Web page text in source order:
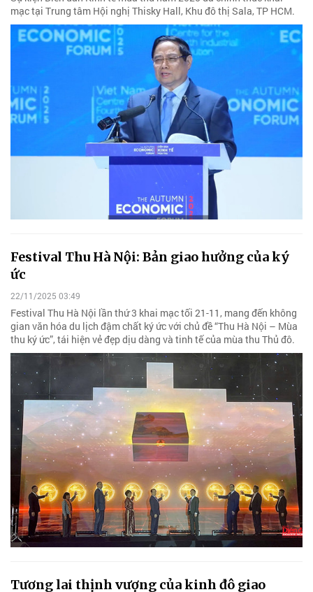
mạc tại Trung tâm Hội nghị Thisky Hall, Khu đô thị Sala, TP HCM.
Festival Thu Hà Nội: Bản giao hưởng của ký
ức
22/11/2025 03:49
Festival Thu Hà Nội lần thứ 3 khai mạc tối 21-11, mang đến không
gian văn hóa du lịch đậm chất ký ức với chủ đề “Thu Hà Nội – Mùa
thu ký ức”, tái hiện vẻ đẹp dịu dàng và tinh tế của mùa thu Thủ đô.
Tương lai thịnh vượng của kinh đô giao